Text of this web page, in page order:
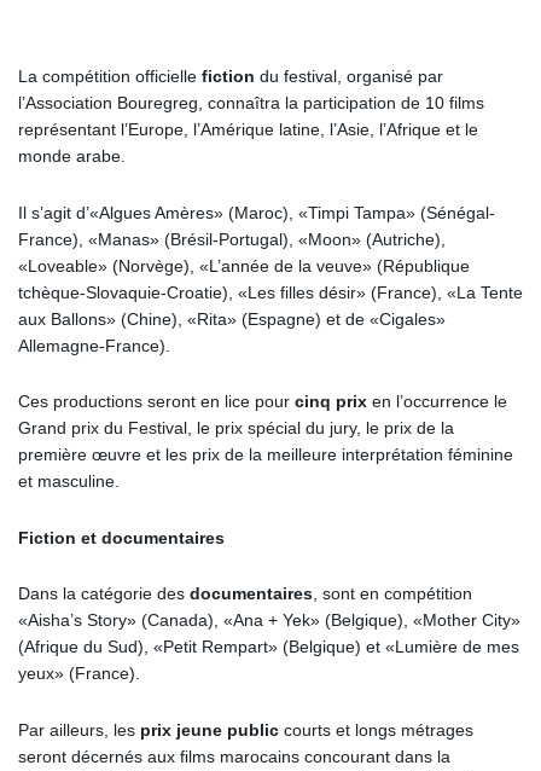
La compétition officielle fiction du festival, organisé par
l’Association Bouregreg, connaîtra la participation de 10 films
représentant l’Europe, l’Amérique latine, l’Asie, l’Afrique et le
monde arabe.
Il s’agit d’«Algues Amères» (Maroc), «Timpi Tampa» (Sénégal-
France), «Manas» (Brésil-Portugal), «Moon» (Autriche),
«Loveable» (Norvège), «L’année de la veuve» (République
tchèque-Slovaquie-Croatie), «Les filles désir» (France), «La Tente
aux Ballons» (Chine), «Rita» (Espagne) et de «Cigales»
Allemagne-France).
Ces productions seront en lice pour cinq prix en l’occurrence le
Grand prix du Festival, le prix spécial du jury, le prix de la
première œuvre et les prix de la meilleure interprétation féminine
et masculine.
Fiction et documentaires
Dans la catégorie des documentaires , sont en compétition
«Aisha’s Story» (Canada), «Ana + Yek» (Belgique), «Mother City»
(Afrique du Sud), «Petit Rempart» (Belgique) et «Lumière de mes
yeux» (France).
Par ailleurs, les prix jeune public courts et longs métrages
seront décernés aux films marocains concourant dans la